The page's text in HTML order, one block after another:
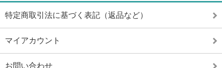
特定商取引法に基づく表記（返品など）
マイアカウント
お問い合わせ